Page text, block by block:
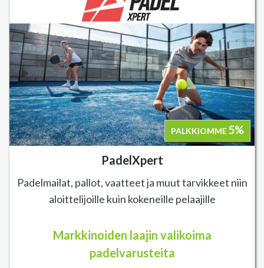
PALKKIOMME5%
PadelXpert
Padelmailat, pallot, vaatteet ja muut tarvikkeet niin
aloittelijoille kuin kokeneille pelaajille
Markkinoiden laajin valikoima
padelvarusteita